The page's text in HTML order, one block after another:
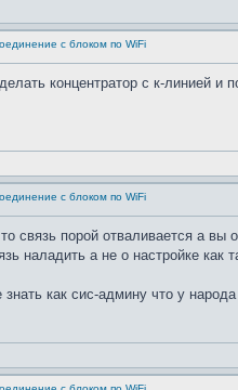
с блоком по WiFi
концентратор с к-линией
с блоком по WiFi
связь порой отваливается а
наладить а не о настройке как
знать как сис-админу что у